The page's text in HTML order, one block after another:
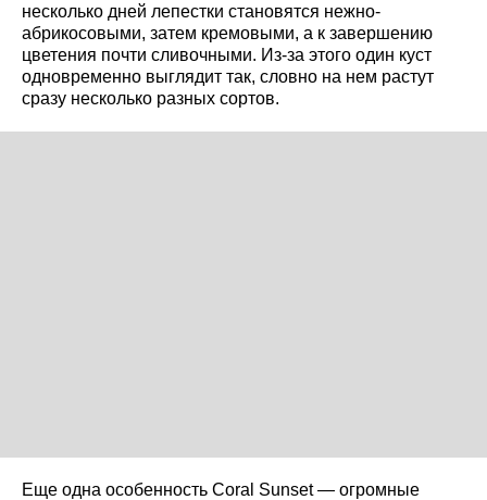
несколько дней лепестки становятся нежно-
абрикосовыми, затем кремовыми, а к завершению
цветения почти сливочными. Из-за этого один куст
одновременно выглядит так, словно на нем растут
сразу несколько разных сортов.
Еще одна особенность Coral Sunset — огромные